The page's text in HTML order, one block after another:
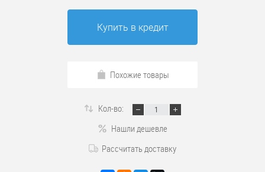
Купить в кредит
Похожие товары
Кол-во:
Нашли дешевле
Рассчитать доставку